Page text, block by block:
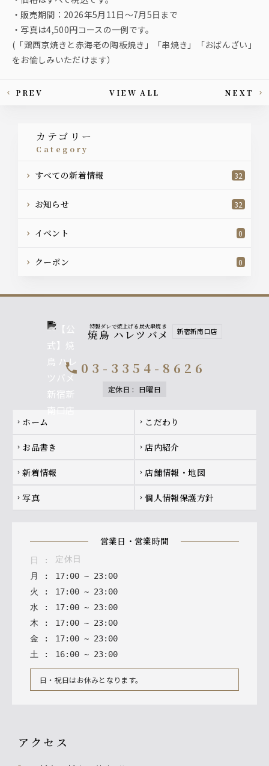
・販売期間：2026年5月11日～7月5日まで
・写真は4,500円コースの一例です。
(「鶏西京焼きと赤海老の陶板焼き」「串焼き」「おばんざい」
をお愉しみいただけます）
This article's paging
PREV VIEW ALL NEXT
カテゴリー
category
すべての新着情報 32
お知らせ 32
イベント 0
クーポン 0
特製ダレで焼上げる炭火串焼き
焼鳥 ハレツバメ 新宿新南口店
call 03-3354-8626
定休日 : 日曜日
Footer navigation
chevron_right ホーム chevron_right こだわり
chevron_right お品書き chevron_right 店内紹介
chevron_right 新着情報 chevron_right 店舗情報・地図
chevron_right 写真 chevron_right 個人情報保護方針
営業日・営業時間
日 :
定休日
月
: 17: 00 ~ 23: 00
火
: 17: 00 ~ 23: 00
水 : 17: 00 ~ 23: 00
木 : 17: 00 ~ 23: 00
金 : 17: 00 ~ 23: 00
土 : 16: 00 ~ 23: 00
日・祝日はお休みとなります。
アクセス